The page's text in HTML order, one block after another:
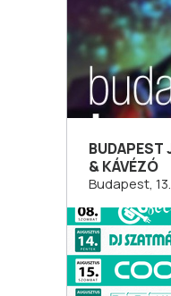
BUDAPEST
& KÁVÉZÓ
Budapest,